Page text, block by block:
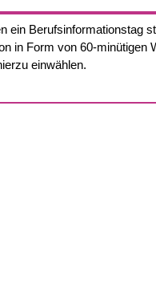
ein Berufsinformationstag
in Form von 60-
einwählen.